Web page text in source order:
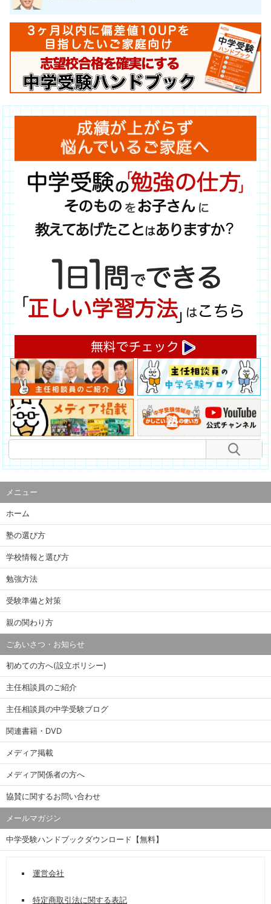
メニュー
ホーム
塾の選び方
学校情報と選び方
勉強方法
受験準備と対策
親の関わり方
ごあいさつ・お知らせ
初めての方へ(設立ポリシー)
主任相談員のご紹介
主任相談員の中学受験ブログ
関連書籍・DVD
メディア掲載
メディア関係者の方へ
協賛に関するお問い合わせ
メールマガジン
中学受験ハンドブックダウンロード【無料】
運営会社
特定商取引法に関する表記